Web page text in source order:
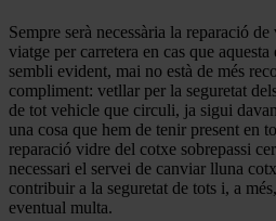
Sempre serà necessària la reparació
viatge per carretera en cas que
sembli evident, mai no està de més
compliment: vetllar per la seguretat
de tot vehicle que circuli, ja sigui
una cosa que hem de tenir present en
reparació vidre del cotxe sobrepassi
necessari el servei de canviar lluna
contribuir a la seguretat de tots i, a
eventual multa.